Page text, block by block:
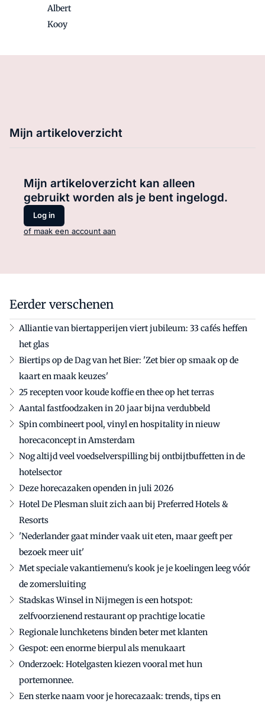
Albert
Kooy
Mijn artikeloverzicht
Mijn artikeloverzicht kan alleen
gebruikt worden als je bent ingelogd.
Log in
of maak een account aan
Eerder verschenen
Alliantie van biertapperijen viert jubileum: 33 cafés heffen
het glas
Biertips op de Dag van het Bier: 'Zet bier op smaak op de
kaart en maak keuzes'
25 recepten voor koude koffie en thee op het terras
Aantal fastfoodzaken in 20 jaar bijna verdubbeld
Spin combineert pool, vinyl en hospitality in nieuw
horecaconcept in Amsterdam
Nog altijd veel voedselverspilling bij ontbijtbuffetten in de
hotelsector
Deze horecazaken openden in juli 2026
Hotel De Plesman sluit zich aan bij Preferred Hotels &
Resorts
'Nederlander gaat minder vaak uit eten, maar geeft per
bezoek meer uit'
Met speciale vakantiemenu's kook je je koelingen leeg vóór
de zomersluiting
Stadskas Winsel in Nijmegen is een hotspot:
zelfvoorzienend restaurant op prachtige locatie
Regionale lunchketens binden beter met klanten
Gespot: een enorme bierpul als menukaart
Onderzoek: Hotelgasten kiezen vooral met hun
portemonnee.
Een sterke naam voor je horecazaak: trends, tips en